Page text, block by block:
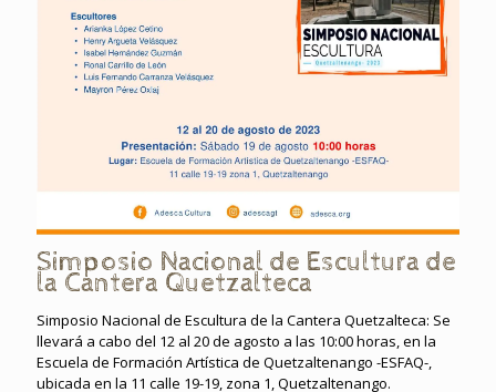
Simposio Nacional de Escultura de
la Cantera Quetzalteca
Simposio Nacional de Escultura de la Cantera Quetzalteca: Se
llevará a cabo del 12 al 20 de agosto a las 10:00 horas, en la
Escuela de Formación Artística de Quetzaltenango -ESFAQ-,
ubicada en la 11 calle 19-19, zona 1, Quetzaltenango.